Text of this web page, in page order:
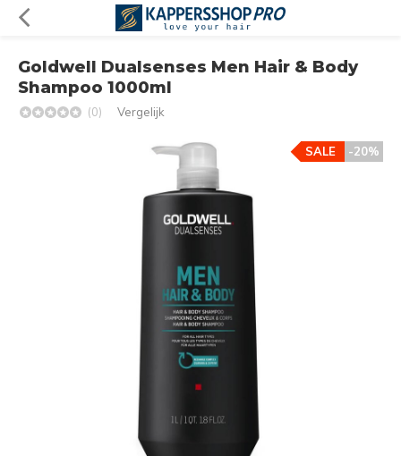
Goldwell Dualsenses Men Hair & Body
Shampoo 1000ml
(0) Vergelijk
-20%
SALE